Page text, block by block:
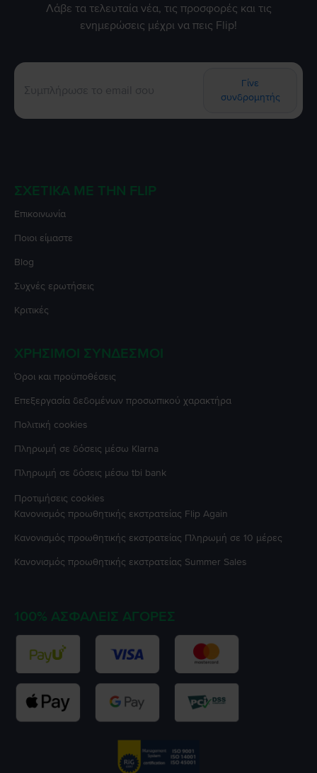
Λάβε τα τελευταία νέα, τις προσφορές και τις
ενημερώσεις μέχρι να πεις Flip!
Γίνε
συνδρομητής
ΣΧΕΤΙΚΆ ΜΕ ΤΗΝ FLIP
Επικοινωνία
Ποιοι είμαστε
Blog
Συχνές ερωτήσεις
Κριτικές
ΧΡΉΣΙΜΟΙ ΣΎΝΔΕΣΜΟΙ
Όροι και προϋποθέσεις
Επεξεργασία δεδομένων προσωπικού χαρακτήρα
Πολιτική cookies
Πληρωμή σε δόσεις μέσω Klarna
Πληρωμή σε δόσεις μέσω tbi bank
Προτιμήσεις cookies
Κανονισμός προωθητικής εκστρατείας Flip Again
Κανονισμός προωθητικής εκστρατείας Πληρωμή σε 10 μέρες
Κανονισμός προωθητικής εκστρατείας Summer Sales
100% ΑΣΦΑΛΕΊΣ ΑΓΟΡΈΣ